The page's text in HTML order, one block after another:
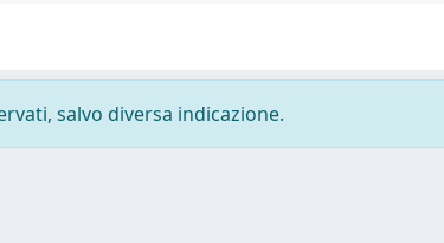
salvo diversa indicazione.